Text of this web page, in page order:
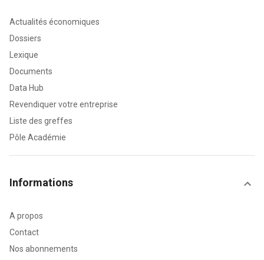
Actualités économiques
Dossiers
Lexique
Documents
Data Hub
Revendiquer votre entreprise
Liste des greffes
Pôle Académie
Informations
A propos
Contact
Nos abonnements